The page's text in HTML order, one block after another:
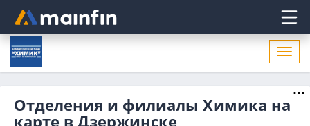
Главное меню
Отделения и филиалы Химика на
карте в Дзержинске